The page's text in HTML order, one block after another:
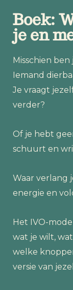
Boek:
je en
Misschien
Iemand
Je vraagt
verder?
Of je hebt
schuurt en
Waar verlang
energie en
Het IVO-
wat je wilt,
welke
versie van